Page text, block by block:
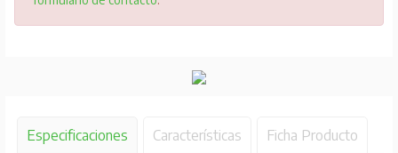
Especificaciones Características Ficha Producto